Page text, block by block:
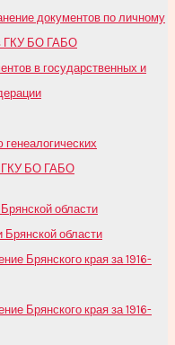
документов по личному
ГКУ БО ГАБО
в государственных и
ГКУ БО ГАБО
области
области
Брянского края за 1916-
Брянского края за 1916-